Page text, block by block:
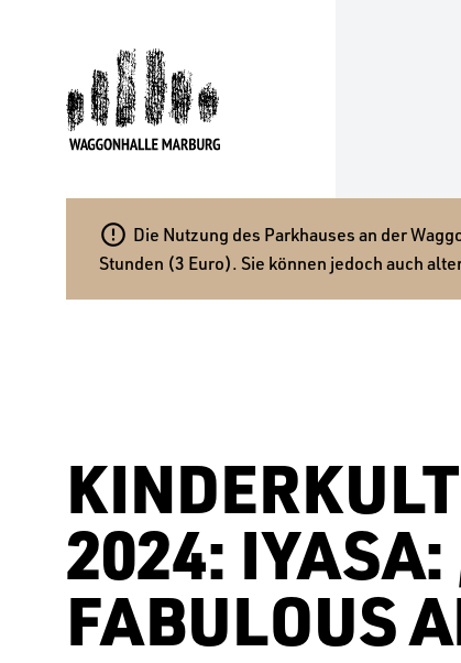
 Die Nutzung des Parkhauses an der
Stunden (3 Euro). Sie können jedoch auch
2024: IYASA:
FABULOUS